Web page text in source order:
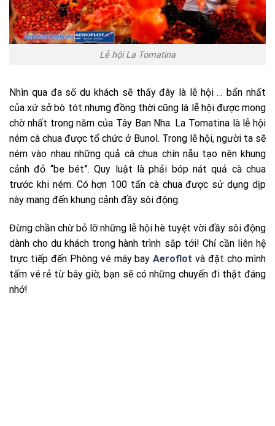
Lễ hội La Tomatina
Nhìn qua đa số du khách sẽ thấy đây là lễ hội … bẩn nhất
của xứ sở bò tót nhưng đồng thời cũng là lễ hội được mong
chờ nhất trong năm của Tây Ban Nha. La Tomatina là lễ hội
ném cà chua được tổ chức ở Bunol. Trong lễ hội, người ta sẽ
ném vào nhau những quả cà chua chín nẫu tạo nên khung
cảnh đỏ “be bét”. Quy luật là phải bóp nát quả cà chua
trước khi ném. Có hơn 100 tấn cà chua được sử dụng dịp
này mang đến khung cảnh đầy sôi động.
Đừng chần chừ bỏ lỡ những lễ hội hè tuyệt vời đầy sôi động
dành cho du khách trong hành trình sắp tới! Chỉ cần liên hệ
trực tiếp đến Phòng vé máy bayAeroflot và đặt cho mình
tấm vé rẻ từ bây giờ, bạn sẽ có những chuyến đi thật đáng
nhớ!